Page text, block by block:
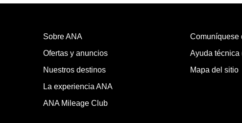
Sobre ANA
Ofertas y anuncios
Nuestros destinos
La experiencia ANA
ANA Mileage Club
Comuníquese
Ayuda
Mapa del sitio